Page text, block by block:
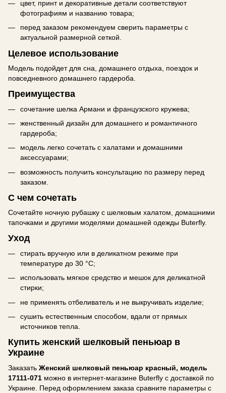
цвет, принт и декоративные детали соответствуют
фотографиям и названию товара;
перед заказом рекомендуем сверить параметры с
актуальной размерной сеткой.
Целевое использование
Модель подойдет для сна, домашнего отдыха, поездок и
повседневного домашнего гардероба.
Преимущества
сочетание шелка Армани и французского кружева;
женственный дизайн для домашнего и романтичного
гардероба;
модель легко сочетать с халатами и домашними
аксессуарами;
возможность получить консультацию по размеру перед
заказом.
С чем сочетать
Сочетайте ночную рубашку с шелковым халатом, домашними
тапочками и другими моделями домашней одежды Buterfly.
Уход
стирать вручную или в деликатном режиме при
температуре до 30 °C;
использовать мягкое средство и мешок для деликатной
стирки;
не применять отбеливатель и не выкручивать изделие;
сушить естественным способом, вдали от прямых
источников тепла.
Купить женский шелковый пеньюар в
Украине
Заказать Женский шелковый пеньюар красный, модель
17111-071 можно в интернет-магазине Buterfly с доставкой по
Украине. Перед оформлением заказа сравните параметры с